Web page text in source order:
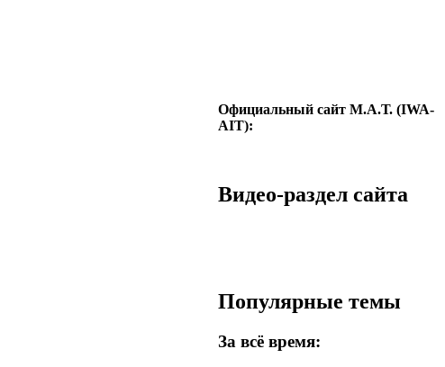
Официальный сайт М.А.Т. (IWA-
AIT):
Видео-раздел сайта
Популярные темы
За всё время: